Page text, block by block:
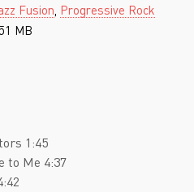
Fusion Progressive Rock
MB
1:45
to Me 4:37